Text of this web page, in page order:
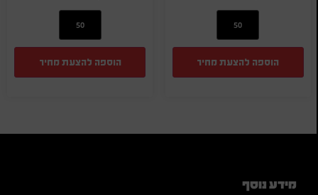
הוספה להצעת מחיר הוספה להצעת מחיר
מידע נוסף